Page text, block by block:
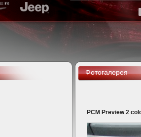
Фотогалерея
PCM Preview 2